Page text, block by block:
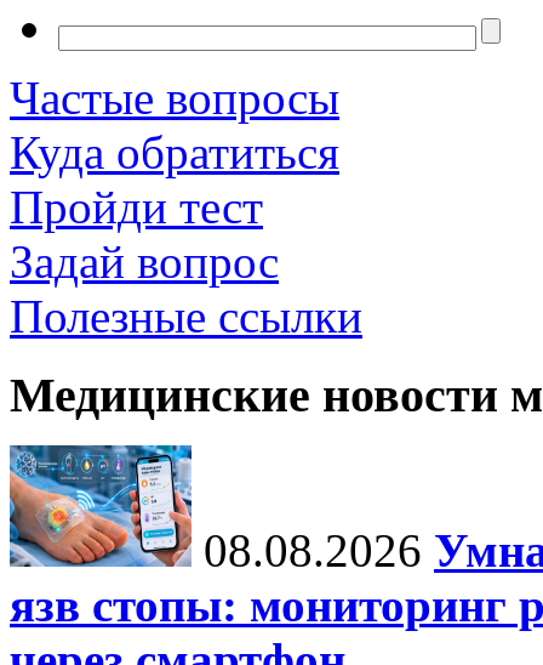
Частые вопросы
Куда обратиться
Пройди тест
Задай вопрос
Полезные ссылки
Медицинские новости
08.08.2026
язв стопы: мониторинг